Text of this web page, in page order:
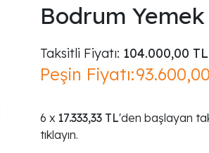
Bodrum Yemek
Taksitli Fiyatı: 104.000,00 TL
Peşin Fiyatı:
17.333,33 TL'den başlayan
tıklayın.